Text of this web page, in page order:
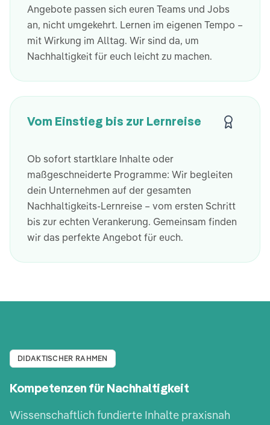
Angebote passen sich euren Teams und Jobs
an, nicht umgekehrt. Lernen im eigenen Tempo –
mit Wirkung im Alltag. Wir sind da, um
Nachhaltigkeit für euch leicht zu machen.
Vom Einstieg bis zur Lernreise
Ob sofort startklare Inhalte oder
maßgeschneiderte Programme: Wir begleiten
dein Unternehmen auf der gesamten
Nachhaltigkeits-Lernreise – vom ersten Schritt
bis zur echten Verankerung. Gemeinsam finden
wir das perfekte Angebot für euch.
DIDAKTISCHER RAHMEN
Kompetenzen für Nachhaltigkeit
Wissenschaftlich fundierte Inhalte praxisnah